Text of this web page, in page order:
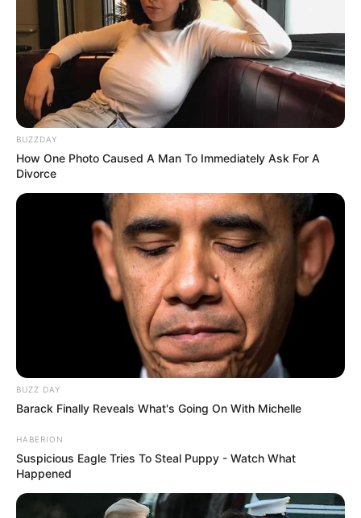
BUZZDAY
How One Photo Caused A Man To Immediately Ask For A
Divorce
BUZZ DAY
Barack Finally Reveals What's Going On With Michelle
HABERION
Suspicious Eagle Tries To Steal Puppy - Watch What
Happened